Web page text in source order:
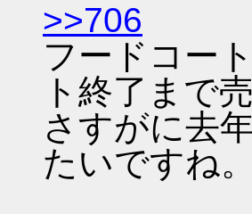
>>706
フードコー
ト終了まで
さすがに去
たいですね。